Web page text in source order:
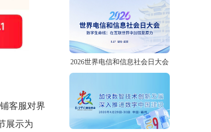
客服对界
展示为
2026世界电信和信息社会日大会